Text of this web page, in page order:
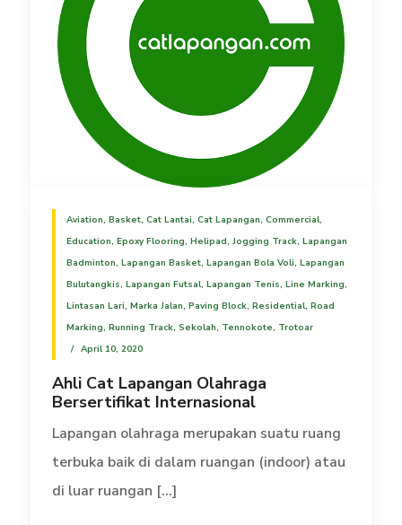
Aviation, Basket, Cat Lantai, Cat Lapangan, Commercial,
Education, Epoxy Flooring, Helipad, Jogging Track, Lapangan
Badminton, Lapangan Basket, Lapangan Bola Voli, Lapangan
Bulutangkis, Lapangan Futsal, Lapangan Tenis, Line Marking,
Lintasan Lari, Marka Jalan, Paving Block, Residential, Road
Marking, Running Track, Sekolah, Tennokote, Trotoar
April 10, 2020
Ahli Cat Lapangan Olahraga
Bersertifikat Internasional
Lapangan olahraga merupakan suatu ruang
terbuka baik di dalam ruangan (indoor) atau
di luar ruangan [...]